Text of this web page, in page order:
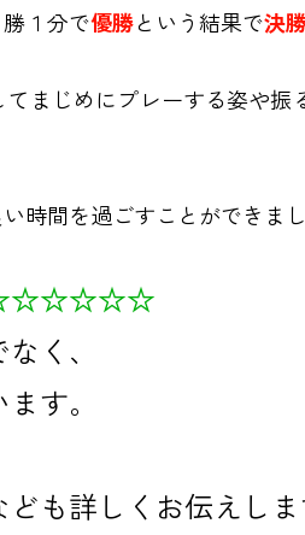
１分で優勝という結果で決
まじめにプレーする姿や
時間を過ごすことができまし
く、
す。
も詳しくお伝えしま